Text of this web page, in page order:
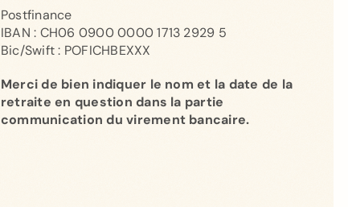
Postfinance
IBAN : CH06 0900 0000 1713 2929 5
Bic/Swift : POFICHBEXXX
Merci de bien indiquer le nom et la date de la
retraite en question dans la partie
communication du virement bancaire.